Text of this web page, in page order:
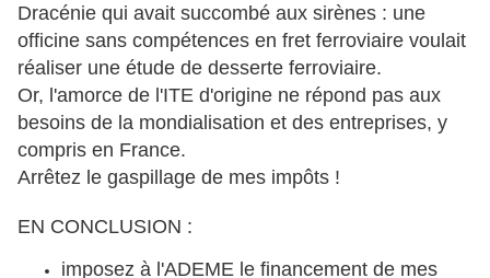
Dracénie qui avait succombé aux sirènes : une
officine sans compétences en fret ferroviaire voulait
réaliser une étude de desserte ferroviaire.
Or, l'amorce de l'ITE d'origine ne répond pas aux
besoins de la mondialisation et des entreprises, y
compris en France.
Arrêtez le gaspillage de mes impôts !
EN CONCLUSION :
imposez à l'ADEME le financement de mes